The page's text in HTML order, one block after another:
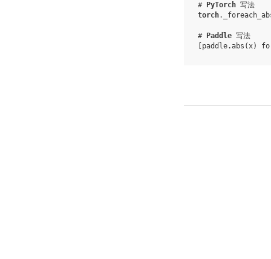
# PyTorch 写法
torch.
# Paddle 写法
paddle.abs (x)